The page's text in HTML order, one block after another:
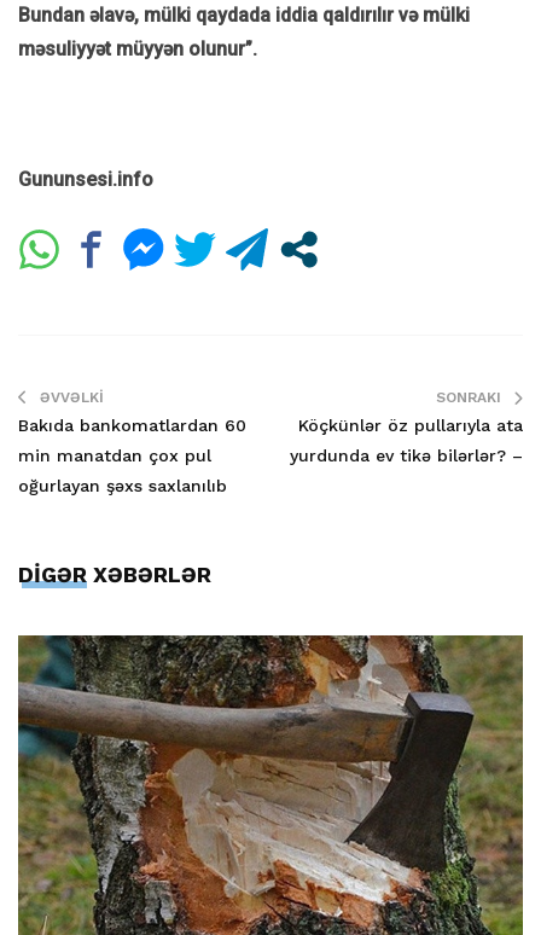
Bundan əlavə, mülki qaydada iddia qaldırılır və mülki
məsuliyyət müyyən olunur”.
Gununsesi.info
ƏVVƏLKI
Bakıda bankomatlardan 60
min manatdan çox pul
oğurlayan şəxs saxlanılıb
SONRAKI
Köçkünlər öz pullarıyla ata
yurdunda ev tikə bilərlər? –
DİGƏR XƏBƏRLƏR